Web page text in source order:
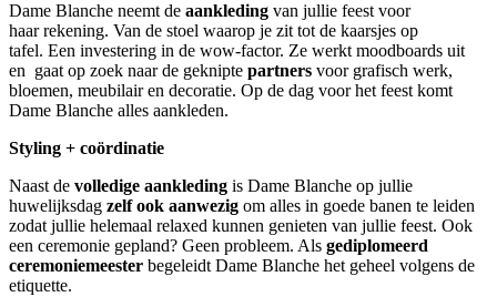
Dame Blanche neemt de aankleding van jullie feest voor
haar rekening. Van de stoel waarop je zit tot de kaarsjes op
tafel. Een investering in de wow-factor. Ze werkt moodboards uit
en gaat op zoek naar de geknipte partners voor grafisch werk,
bloemen, meubilair en decoratie. Op de dag voor het feest komt
Dame Blanche alles aankleden.
Styling + coördinatie
Naast de volledige aankleding is Dame Blanche op jullie
huwelijksdag zelf ook aanwezig om alles in goede banen te leiden
zodat jullie helemaal relaxed kunnen genieten van jullie feest. Ook
een ceremonie gepland? Geen probleem. Als gediplomeerd
ceremoniemeester begeleidt Dame Blanche het geheel volgens de
etiquette.